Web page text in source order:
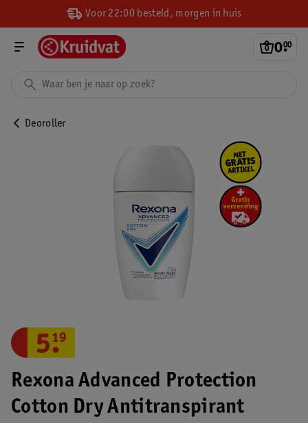
Voor 22:00 besteld, morgen in huis
0.
00
Deoroller
Rexona Advanced Protection
Cotton Dry Antitranspirant
5.
19